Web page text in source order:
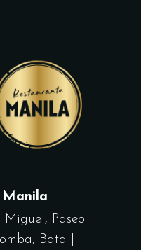
Manila
Paseo
Bata |